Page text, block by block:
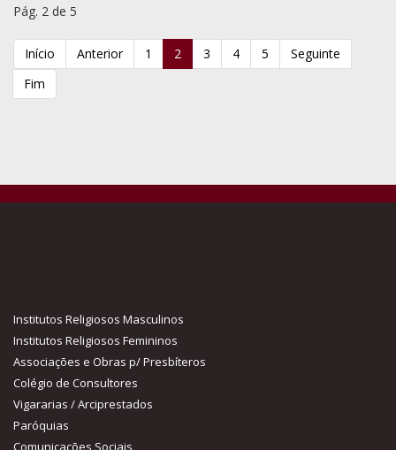
Pág. 2 de 5
Início Anterior 1 2 3 4 5
Seguinte
Fim
Institutos Religiosos Masculinos
Institutos Religiosos Femininos
Associações e Obras p/ Presbíteros
Colégio de Consultores
Vigararias / Arciprestados
Paróquias
Comunicações Sociais